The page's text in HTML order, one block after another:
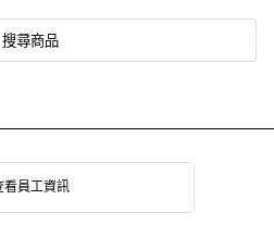
搜尋商品
看員工資訊